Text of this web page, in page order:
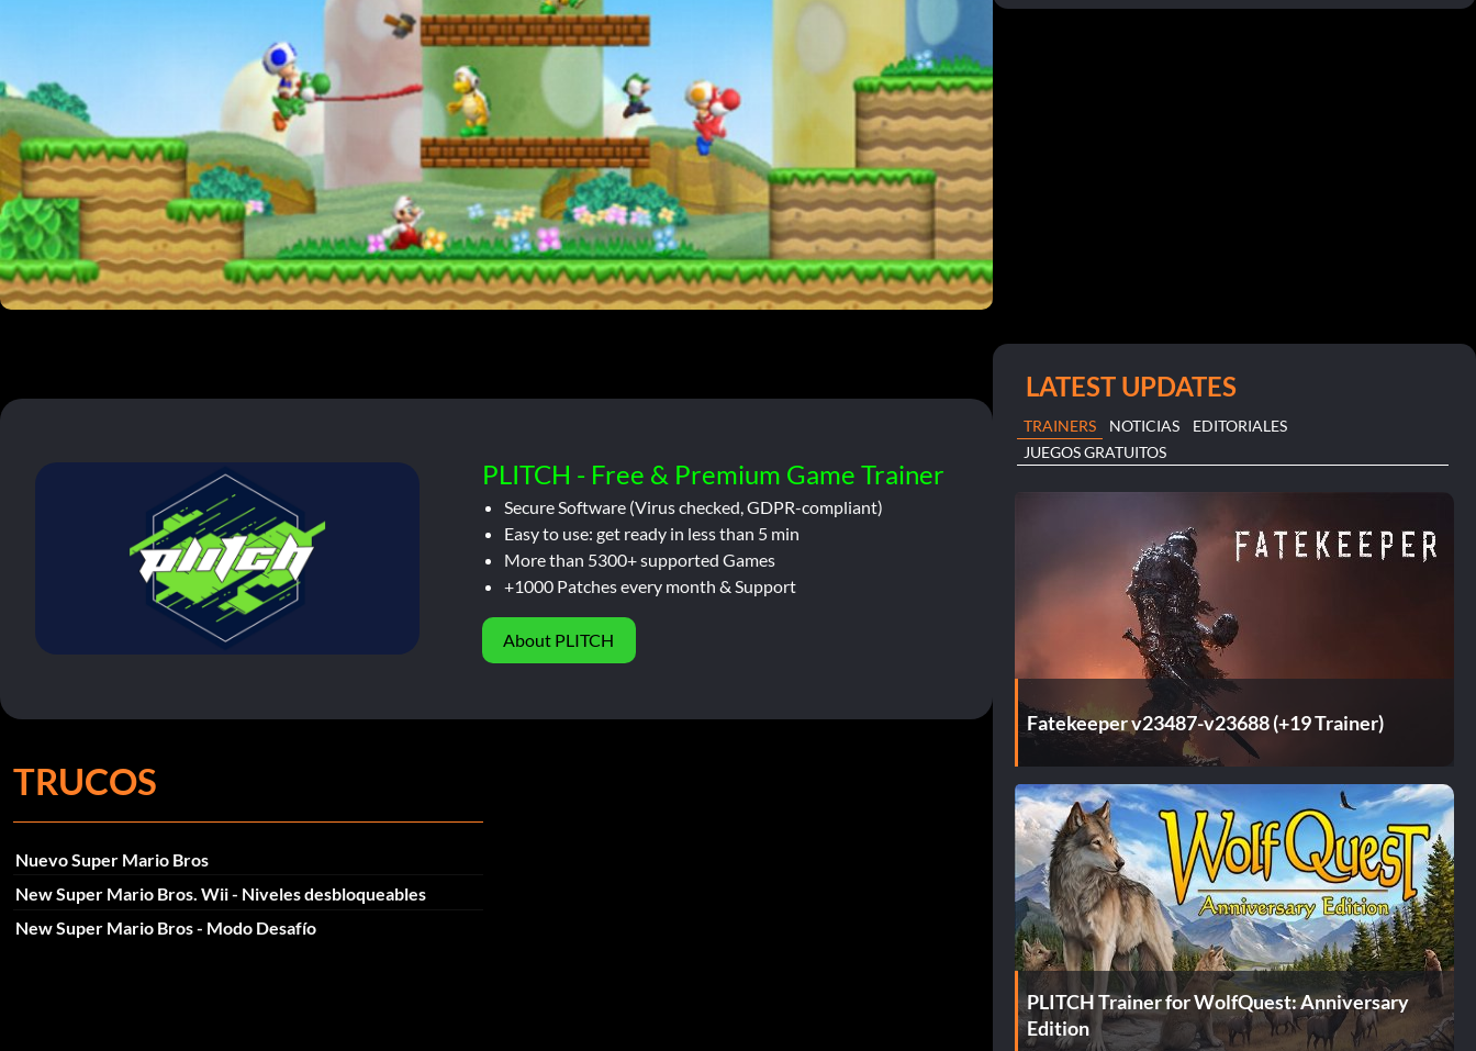
PLITCH - Free & Premium Game Trainer
Secure Software (Virus checked, GDPR-compliant)
Easy to use: get ready in less than 5 min
More than 5300+ supported Games
+1000 Patches every month & Support
About PLITCH
TRUCOS
Nuevo Super Mario Bros
New Super Mario Bros. Wii - Niveles desbloqueables
New Super Mario Bros - Modo Desafío
LATEST UPDATES
TRAINERS NOTICIAS
EDITORIALES
JUEGOS GRATUITOS
Fatekeeper v23487-v23688 (+19 Trainer)
PLITCH Trainer for WolfQuest: Anniversary
Edition